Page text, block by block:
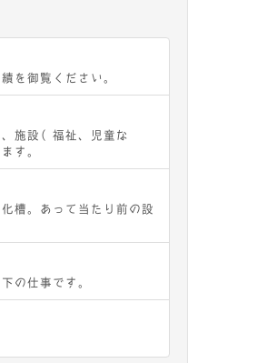
を御覧ください。
施設（福祉、児童な
す。
槽。あって当たり前の設
の仕事です。